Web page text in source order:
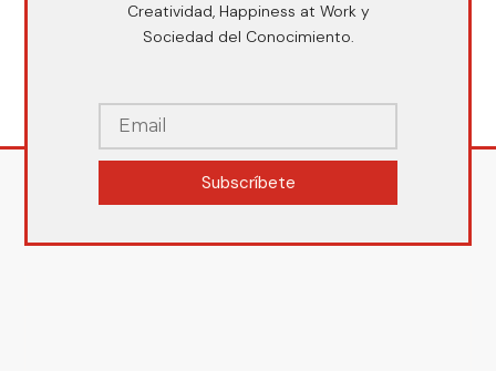
Creatividad, Happiness at Work y
Sociedad del Conocimiento.
Subscríbete